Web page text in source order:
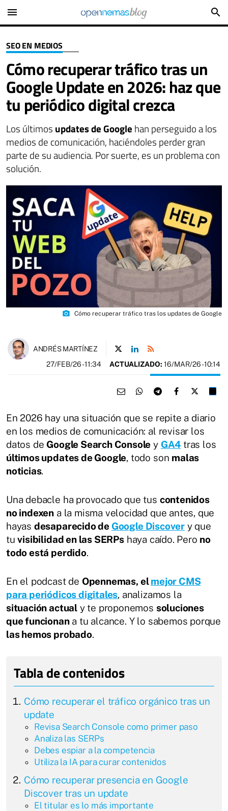
menu search
SEO EN MEDIOS
Cómo recuperar tráfico tras un
Google Update en 2026: haz que
tu periódico digital crezca
Los últimos updates de Google han perseguido a los
medios de comunicación, haciéndoles perder gran
parte de su audiencia. Por suerte, es un problema con
solución.
photo_camera Cómo recuperar tráfico tras los updates de Google
ANDRÉS MARTÍNEZ
27/FEB/26- 11:34 ACTUALIZADO: 16/MAR/26 - 10:14
En 2026 hay una situación que se repite a diario
en los medios de comunicación: al revisar los
datos de Google Search Console y GA4 tras los
últimos updates de Google, todo son malas
noticias.
Una debacle ha provocado que tus contenidos
no indexen a la misma velocidad que antes, que
hayas desaparecido de Google Discover y que
tuvisibilidad en las SERPshaya caído. Pero no
todo está perdido.
En el podcast de Opennemas, elmejor CMS
para periódicos digitales, analizamos la
situación actualy te proponemos soluciones
que funcionana tu alcance. Y lo sabemos porque
las hemos probado.
Cómo recuperar el tráfico orgánico tras un
update
Revisa Search Console como primer paso
Analiza las SERPs
Debes espiar a la competencia
Utiliza la IA para curar contenidos
Cómo recuperar presencia en Google
Discover tras un update
El titular es lo más importante